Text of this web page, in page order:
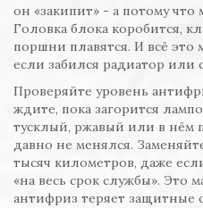
он «закипит» - а потому
Головка блока коробится,
поршни плавятся. И всё это
если забился радиатор или
Проверяйте уровень
ждите, пока загорится
тусклый, ржавый или в нём
давно не менялся.
тысяч километров, даже
«на весь срок службы». Это
антифриз теряет защитные